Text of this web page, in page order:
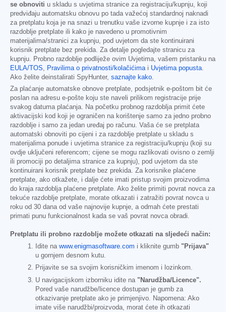
se obnoviti u skladu s uvjetima stranice za registraciju/kupnju, koji
predviđaju automatsku obnovu po tada važećoj standardnoj naknadi
za pretplatu koja je na snazi u trenutku vaše izvorne kupnje i za isto
razdoblje pretplate ili kako je navedeno u promotivnim
materijalima/stranici za kupnju, pod uvjetom da ste kontinuirani
korisnik pretplate bez prekida. Za detalje pogledajte stranicu za
kupnju. Probno razdoblje podliježe ovim Uvjetima, vašem pristanku na
EULA/TOS, Pravilima o privatnosti/kolačićimai Uvjetima popusta.
Ako želite deinstalirati SpyHunter, saznajte kako.
Za plaćanje automatske obnove pretplate, podsjetnik e-poštom bit će
poslan na adresu e-pošte koju ste naveli prilikom registracije prije
svakog datuma plaćanja. Na početku probnog razdoblja primit ćete
aktivacijski kod koji je ograničen na korištenje samo za jedno probno
razdoblje i samo za jedan uređaj po računu. Vaša će se pretplata
automatski obnoviti po cijeni i za razdoblje pretplate u skladu s
materijalima ponude i uvjetima stranice za registraciju/kupnju (koji su
ovdje uključeni referencom; cijene se mogu razlikovati ovisno o zemlji
ili promociji po detaljima stranice za kupnju), pod uvjetom da ste
kontinuirani korisnik pretplate bez prekida. Za korisnike plaćene
pretplate, ako otkažete, i dalje ćete imati pristup svojim proizvodima
do kraja razdoblja plaćene pretplate. Ako želite primiti povrat novca za
tekuće razdoblje pretplate, morate otkazati i zatražiti povrat novca u
roku od 30 dana od vaše najnovije kupnje, a odmah ćete prestati
primati punu funkcionalnost kada se vaš povrat novca obradi.
Pretplatu ili probno razdoblje možete otkazati na sljedeći način:
Idite na www.enigmasoftware.com i kliknite gumb "Prijava"
u gornjem desnom kutu.
Prijavite se sa svojim korisničkim imenom i lozinkom.
U navigacijskom izborniku idite na "Narudžba/Licence".
Pored vaše narudžbe/licence dostupan je gumb za
otkazivanje pretplate ako je primjenjivo. Napomena: Ako
imate više narudžbi/proizvoda, morat ćete ih otkazati